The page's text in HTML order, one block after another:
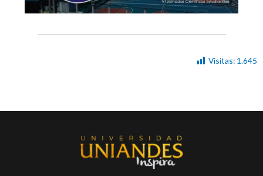
Visitas: 1.645